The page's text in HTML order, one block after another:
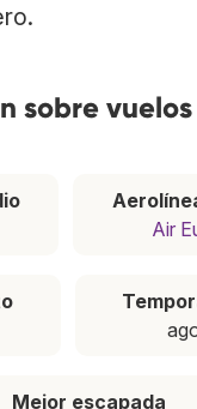
sobre vuelos
Air
Mejor escapada